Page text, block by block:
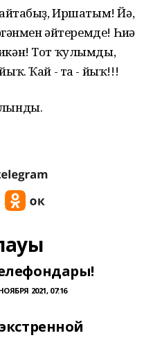
Иршатым! Йә,
әйтеремде! Һиңә
Тот ҡулымды,
Ҡай - та - йыҡ!!!
2021, 07:16